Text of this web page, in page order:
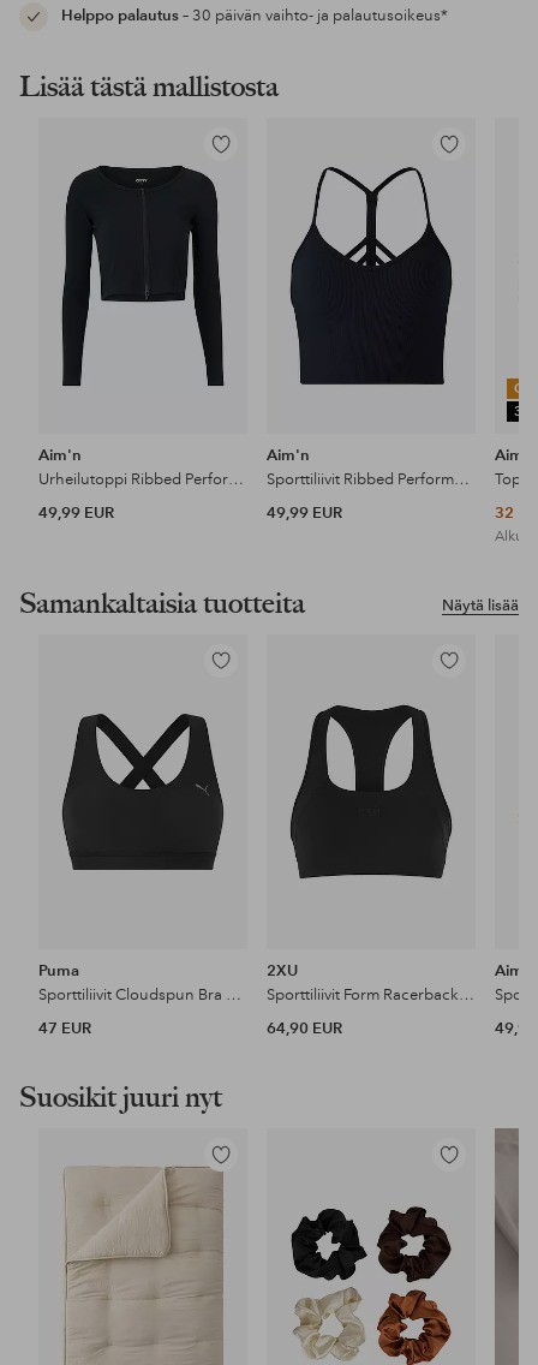
Helppo palautus– 30 päivän vaihto- ja palautusoikeus*
Lisää tästä mallistosta
Lisää
suosikkeihin
Aim'n
Urheilutoppi Ribbed Performance Zipped Cardigan
49,99 EUR
Lisää
Aim'n
Sporttiliivit Ribbed Performance Bralette
49,99 EUR
Aim'n
32
Näytä lisää
Samankaltaisia tuotteita
Lisää
Puma
Sporttiliivit Cloudspun Bra Mid
47 EUR
Lisää
2XU
Sporttiliivit Form Racerback Medium Impact Bra
64,90 EUR
Aim'n
49,99
Suosikit juuri nyt
Lisää
Lisää